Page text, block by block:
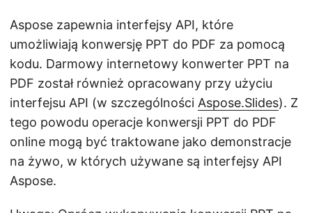
Aspose zapewnia interfejsy API, które
umożliwiają konwersję PPT do PDF za pomocą
kodu. Darmowy internetowy konwerter PPT na
PDF został również opracowany przy użyciu
interfejsu API (w szczególności Aspose.Slides). Z
tego powodu operacje konwersji PPT do PDF
online mogą być traktowane jako demonstracje
na żywo, w których używane są interfejsy API
Aspose.